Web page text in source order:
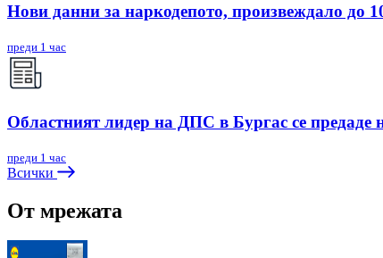
Нови данни за наркодепото, произвеждало до
преди 1 час
Областният лидер на ДПС в Бургас се предаде
преди 1 час
Всички
От мрежата